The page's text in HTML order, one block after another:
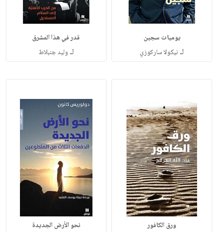
يوميات سجين
لـ نيكولا ساركوزي
قدر في هذا المشرق
لـ وليد جنبلاط
ورق الكافور نحو الأرض الجديدة